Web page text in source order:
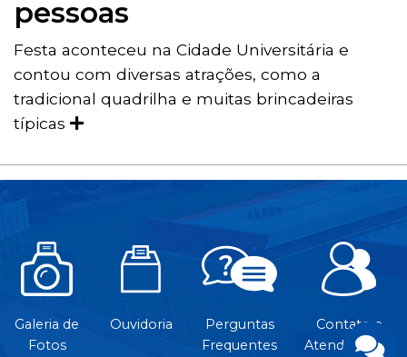
pessoas
Festa aconteceu na Cidade Universitária e
contou com diversas atrações, como a
tradicional quadrilha e muitas brincadeiras
típicas
Galeria de
Fotos
Ouvidoria
Perguntas
Frequentes
Contato e
Atendimento